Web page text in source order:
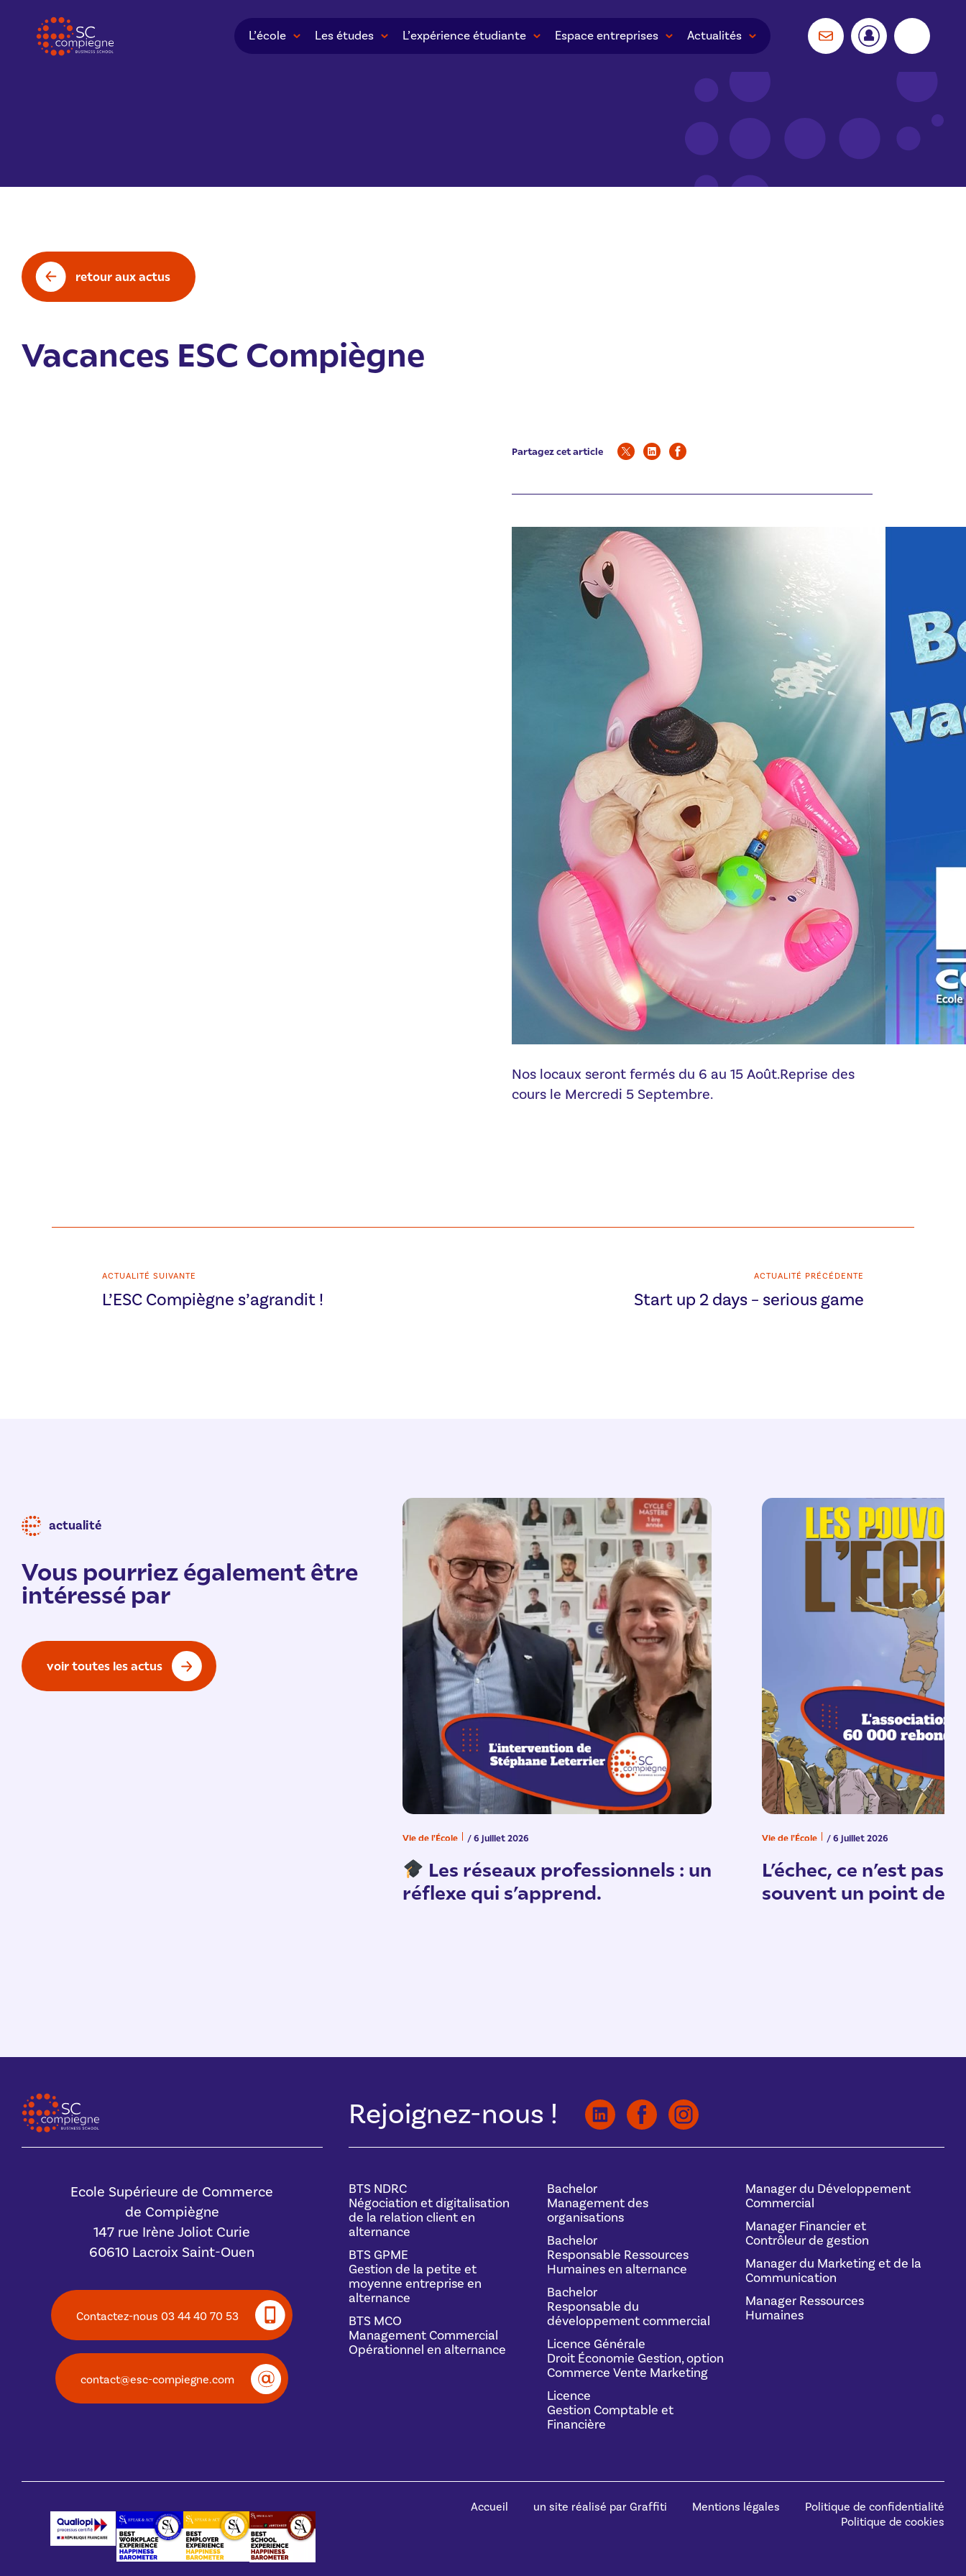
L’école Les études L’expérience étudiante Espace entreprises Actualités
retour aux actus
Vacances ESC Compiègne
Partagez cet article
Nos locaux seront fermés du 6 au 15 Août.Reprise des
cours le Mercredi 5 Septembre.
ACTUALITÉ SUIVANTE
L’ESC Compiègne s’agrandit !
ACTUALITÉ PRÉCÉDENTE
Start up 2 days – serious game
actualité
Vous pourriez également être
intéressé par
voir toutes les actus
Vie de l'École / 6 juillet 2026
Les réseaux professionnels : un
réflexe qui s’apprend.
Vie de l'École / 6 juillet 2026
L’échec, ce n’est pas
souvent un point de
Rejoignez-nous !
Ecole Supérieure de Commerce
de Compiègne
147 rue Irène Joliot Curie
60610 Lacroix Saint-Ouen
Contactez-nous 03 44 40 70 53
contact@esc-compiegne.com
BTS NDRC
Négociation et digitalisation
de la relation client en
alternance
BTS GPME
Gestion de la petite et
moyenne entreprise en
alternance
BTS MCO
Management Commercial
Opérationnel en alternance
Bachelor
Management des
organisations
Bachelor
Responsable Ressources
Humaines en alternance
Bachelor
Responsable du
développement commercial
Licence Générale
Droit Économie Gestion, option
Commerce Vente Marketing
Licence
Gestion Comptable et
Financière
Manager du Développement
Commercial
Manager Financier et
Contrôleur de gestion
Manager du Marketing et de la
Communication
Manager Ressources
Humaines
Accueil un site réalisé par Graffiti Mentions légales
Politique de confidentialité
Politique de cookies